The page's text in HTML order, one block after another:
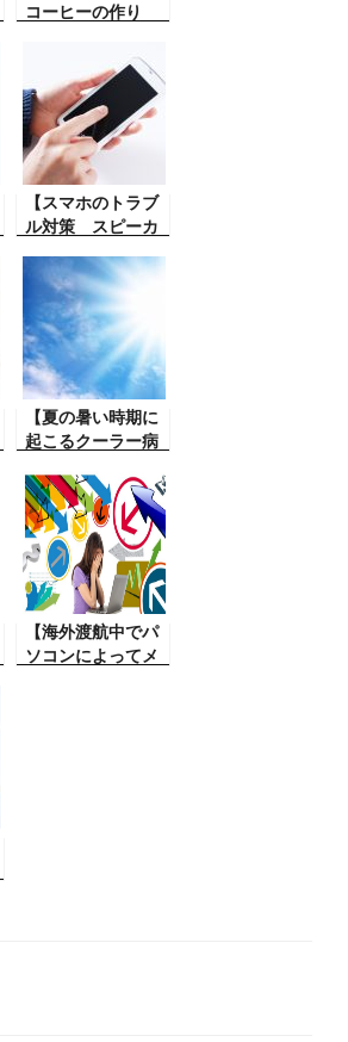
コーヒーの作り
クワークをしてい
ると時々コーヒー
を飲みたくなる。
コーヒーを入れる
のが面倒、もっと
簡単にアイスコー
ヒーができない
か。できました。
【スマホのトラブ
ル対策 スピーカ
い】 使用している
スマホが突如スピ
ーカーから音が出
なくなりました。
原因はこんな原因
でした。
【夏の暑い時期に
起こるクーラー病
仕事をしていると
汗びっしょりにな
るそして体を冷や
すために車に乗
る。その時に起こ
る病気
【海外渡航中でパ
ソコンによってメ